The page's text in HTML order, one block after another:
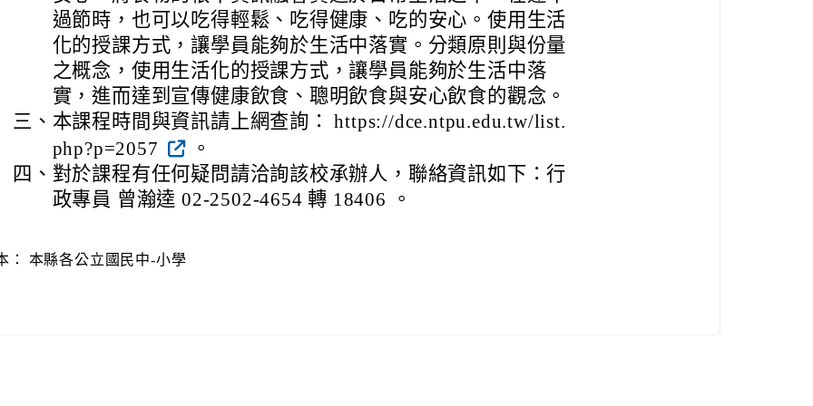
過節時，也可以吃得輕鬆、吃得健康、吃的安心。使用生活
化的授課方式，讓學員能夠於生活中落實。分類原則與份量
之概念，使用生活化的授課方式，讓學員能夠於生活中落
實，進而達到宣傳健康飲食、聰明飲食與安心飲食的觀念。
三、 本課程時間與資訊請上網查詢： https://dce.ntpu.edu.tw/list.
php?p=2057
。
四、 對於課程有任何疑問請洽詢該校承辦人，聯絡資訊如下：行
政專員 曾瀚逵 02-2502-4654 轉 18406 。
： 本縣各公立國民中-小學